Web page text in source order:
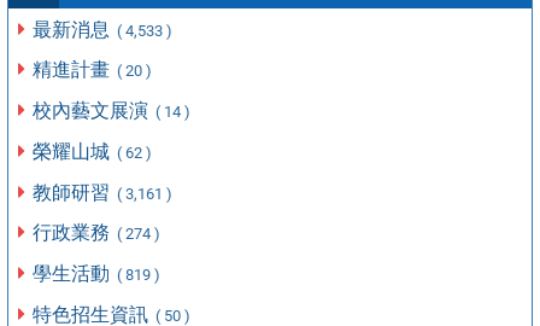
最新消息 ( 4,533 )
精進計畫 ( 20 )
校內藝文展演 ( 14 )
榮耀山城 ( 62 )
教師研習 ( 3,161 )
行政業務 ( 274 )
學生活動 ( 819 )
特色招生資訊 ( 50 )